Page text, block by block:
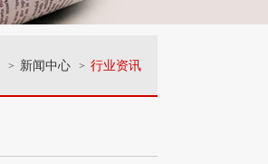
> 新闻中心 > 行业资讯